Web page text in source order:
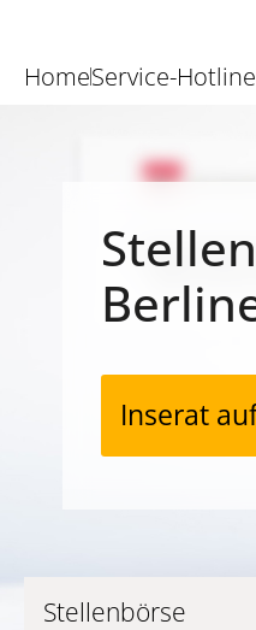
HomeService-
Inserat
Stellenbörse